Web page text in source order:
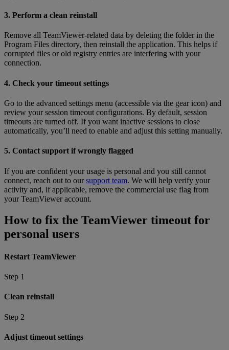
3. Perform a clean reinstall
Remove all TeamViewer-related data by deleting the folder in the
Program Files directory, then reinstall the application. This helps if
corrupted files or old registry entries are interfering with your
connection.
4. Check your timeout settings
Go to the advanced settings menu (accessible via the gear icon) and
review your session timeout configurations. By default, session
timeouts are turned off. If you want inactive sessions to close
automatically, you’ll need to enable and adjust this setting manually.
5. Contact support if wrongly flagged
If you are confident your usage is personal and you still cannot
connect, reach out to oursupport team. We will help verify your
activity and, if applicable, remove the commercial use flag from
your TeamViewer account.
How to fix the TeamViewer timeout for
personal users
Restart TeamViewer
Step 1
Clean reinstall
Step 2
Adjust timeout settings